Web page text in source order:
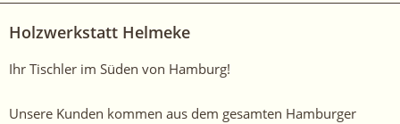
arbeiten
an!
Holzwerkstatt Helmeke
Ihr Tischler im Süden von Hamburg!
Unsere Kunden kommen aus dem gesamten Hamburger